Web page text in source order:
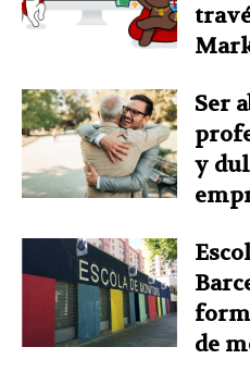
Ser
y
de